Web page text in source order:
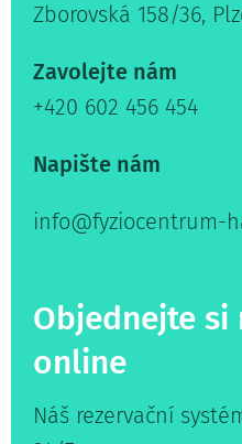
Zborovská 158/36,
Zavolejte nám
+420 602 456 454
Napište nám
info@fyziocentrum-
Objednejte si
online
Náš rezervační